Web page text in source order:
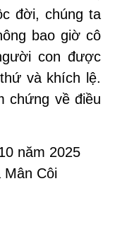
đời, chúng ta
bao giờ cô
con được
và khích lệ.
chứng về điều
năm 2025
Côi